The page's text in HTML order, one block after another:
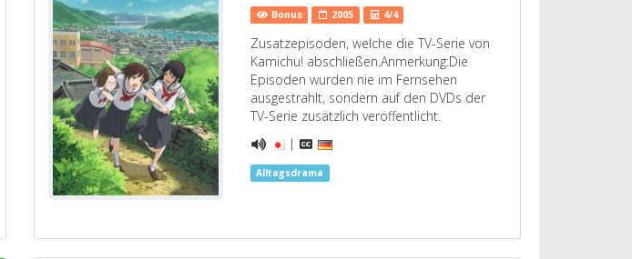
Bonus 2005 4/4
Zusatzepisoden, welche die TV-Serie von
Kamichu! abschließen.Anmerkung:Die
Episoden wurden nie im Fernsehen
ausgestrahlt, sondern auf den DVDs der
TV-Serie zusätzlich veröffentlicht.
|
Alltagsdrama